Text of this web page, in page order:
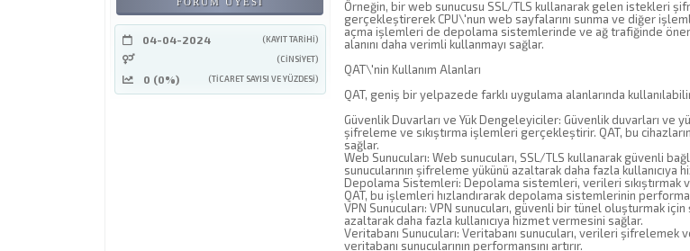
04-04-2024
(KAYIT TARIHI)
(CINSIYET)
0 (0%) (TICARET SAYISI VE YÜZDESI)
Örneğin, bir web sunucusu SSL/TLS kullanarak gelen istekleri
gerçekleştirerek CPU\'nun web sayfalarını sunma ve diğer
açma işlemleri de depolama sistemlerinde ve ağ trafiğinde
alanını daha verimli kullanmayı sağlar.
QAT\'nin Kullanım Alanları
QAT, geniş bir yelpazede farklı uygulama alanlarında
Güvenlik Duvarları ve Yük Dengeleyiciler: Güvenlik duvarları
şifreleme ve sıkıştırma işlemleri gerçekleştirir. QAT, bu
sağlar.
Web Sunucuları: Web sunucuları, SSL/TLS kullanarak güvenli
sunucularının şifreleme yükünü azaltarak daha fazla kullanıcıya
Depolama Sistemleri: Depolama sistemleri, verileri sıkıştırmak
QAT, bu işlemleri hızlandırarak depolama sistemlerinin
VPN Sunucuları: VPN sunucuları, güvenli bir tünel oluşturmak
azaltarak daha fazla kullanıcıya hizmet vermesini sağlar.
Veritabanı Sunucuları: Veritabanı sunucuları, verileri şifrelemek
veritabanı sunucularının performansını artırır.